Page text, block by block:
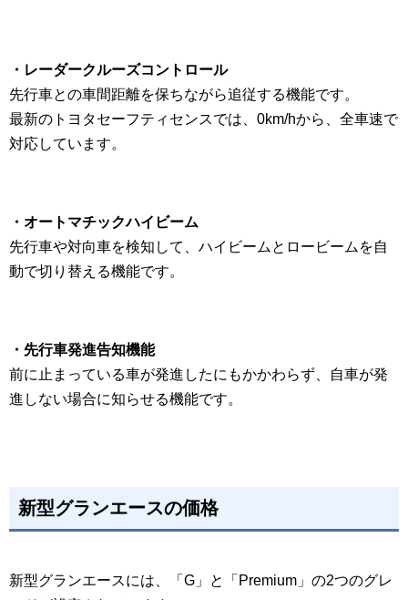
・レーダークルーズコントロール
先行車との車間距離を保ちながら追従する機能です。
最新のトヨタセーフティセンスでは、0km/hから、全車速で
対応しています。
・オートマチックハイビーム
先行車や対向車を検知して、ハイビームとロービームを自
動で切り替える機能です。
・先行車発進告知機能
前に止まっている車が発進したにもかかわらず、自車が発
進しない場合に知らせる機能です。
新型グランエースの価格
新型グランエースには、「G」と「Premium」の2つのグレ